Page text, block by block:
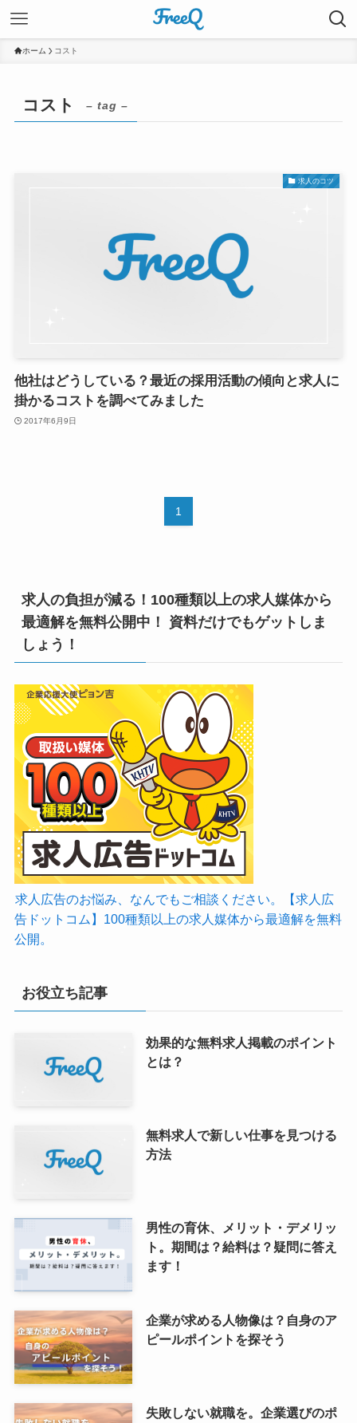
ホーム コスト
コスト – tag –
求人のコツ
他社はどうしている？最近の採用活動の傾向と求人に
掛かるコストを調べてみました
2017年6月9日
1
求人の負担が減る！100種類以上の求人媒体から
最適解を無料公開中！ 資料だけでもゲットしま
しょう！
求人広告のお悩み、なんでもご相談ください。【求人広
告ドットコム】100種類以上の求人媒体から最適解を無料
公開。
お役立ち記事
効果的な無料求人掲載のポイント
とは？
無料求人で新しい仕事を見つける
方法
男性の育休、メリット・デメリッ
ト。期間は？給料は？疑問に答え
ます！
企業が求める人物像は？自身のア
ピールポイントを探そう
失敗しない就職を。企業選びのポ